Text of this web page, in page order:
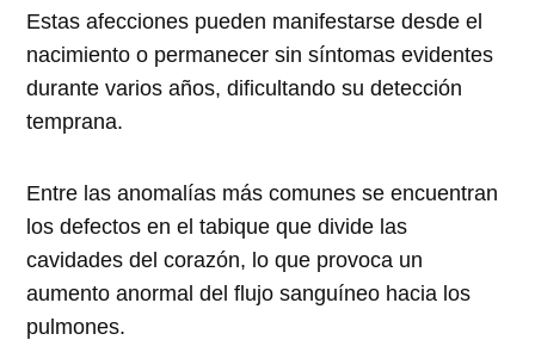
Estas afecciones pueden manifestarse desde el
nacimiento o permanecer sin síntomas evidentes
durante varios años, dificultando su detección
temprana.
Entre las anomalías más comunes se encuentran
los defectos en el tabique que divide las
cavidades del corazón, lo que provoca un
aumento anormal del flujo sanguíneo hacia los
pulmones.